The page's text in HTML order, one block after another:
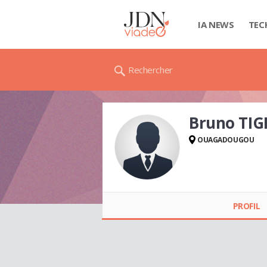
IA NEWS
Rechercher
Bruno
OUAGADOUGOU
PROFIL